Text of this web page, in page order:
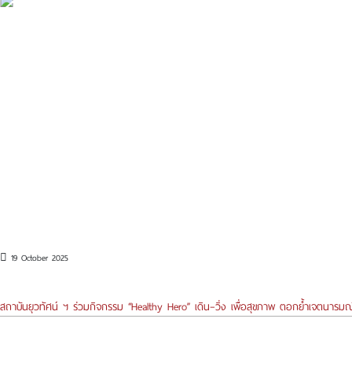
19 October 2025
สถาบันยุวทัศน์ ฯ ร่วมกิจกรรม “Healthy Hero” เดิน–วิ่ง เพื่อสุขภาพ ตอกย้ำเจตนาร